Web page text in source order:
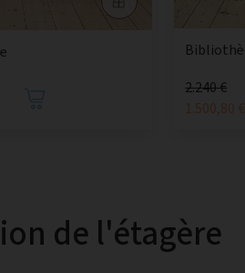
2.240 €
1.500,80 €
de l'étagère